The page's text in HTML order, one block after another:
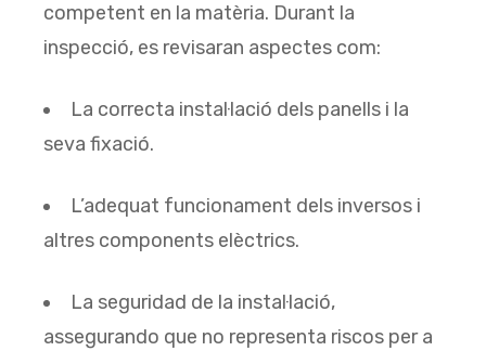
competent en la matèria. Durant la
inspecció, es revisaran aspectes com:
La correcta instal·lació dels panells i la
seva fixació.
L’adequat funcionament dels inversos i
altres components elèctrics.
La seguridad de la instal·lació,
assegurando que no representa riscos per a